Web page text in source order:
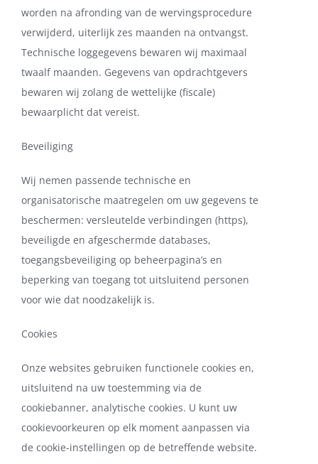
worden na afronding van de wervingsprocedure
verwijderd, uiterlijk zes maanden na ontvangst.
Technische loggegevens bewaren wij maximaal
twaalf maanden. Gegevens van opdrachtgevers
bewaren wij zolang de wettelijke (fiscale)
bewaarplicht dat vereist.
Beveiliging
Wij nemen passende technische en
organisatorische maatregelen om uw gegevens te
beschermen: versleutelde verbindingen (https),
beveiligde en afgeschermde databases,
toegangsbeveiliging op beheerpagina’s en
beperking van toegang tot uitsluitend personen
voor wie dat noodzakelijk is.
Cookies
Onze websites gebruiken functionele cookies en,
uitsluitend na uw toestemming via de
cookiebanner, analytische cookies. U kunt uw
cookievoorkeuren op elk moment aanpassen via
de cookie-instellingen op de betreffende website.